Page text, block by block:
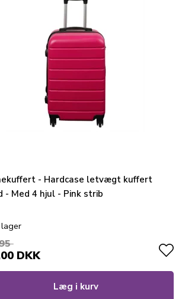
- Hardcase letvægt kuffert
- Med 4 hjul - Pink strib
DKK
Læg i kurv